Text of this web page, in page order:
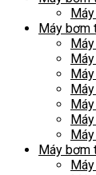
Máy bơm
Máy bơm